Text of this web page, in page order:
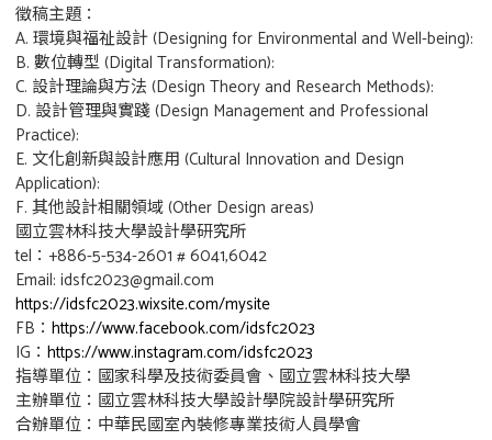
徵稿主題：
A. 環境與福祉設計 (Designing for Environmental and Well-being):
B. 數位轉型 (Digital Transformation):
C. 設計理論與方法 (Design Theory and Research Methods):
D. 設計管理與實踐 (Design Management and Professional
Practice):
E. 文化創新與設計應用 (Cultural Innovation and Design
Application):
F. 其他設計相關領域 (Other Design areas)
國立雲林科技大學設計學研究所
tel：+886-5-534-2601 # 6041,6042
Email: idsfc2023@gmail.com
https://idsfc2023.wixsite.com/mysite
FB： https://www.facebook.com/idsfc2023
IG： https://www.instagram.com/idsfc2023
指導單位：國家科學及技術委員會、國立雲林科技大學
主辦單位：國立雲林科技大學設計學院設計學研究所
合辦單位：中華民國室內裝修專業技術人員學會